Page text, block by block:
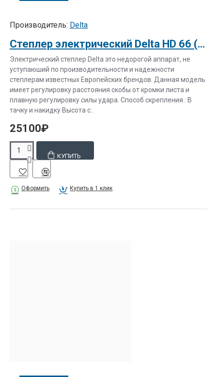
Производитель: Delta
Степлер электрический Delta HD 66 (голова Rapid 106 Швеция)
Электрический степлер Delta это недорогой аппарат, не
уступаюший по производительности и надежности
степлерам известных Европейских брендов. Данная модель
имеет регулировку расстояния скобы от кромки листа и
плавную регулировку силы удара. Способ скрепления : В
тачку и накидку Высота с..
25100₽
КУПИТЬ
Оформить Купить в 1 клик